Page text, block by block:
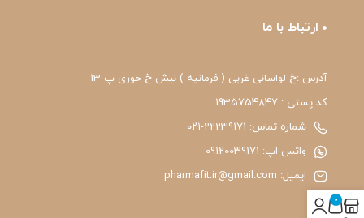
ارتباط با ما
آدرس :خ لواسانی غربی ( فرمانیه ) نبش خ حوری پ 13
کد پستی : 1935754847
شماره تماس: 22239171-۰۲۱
واتس اپ: 09120039171
ایمیل: pharmafit.ir@gmail.com
0